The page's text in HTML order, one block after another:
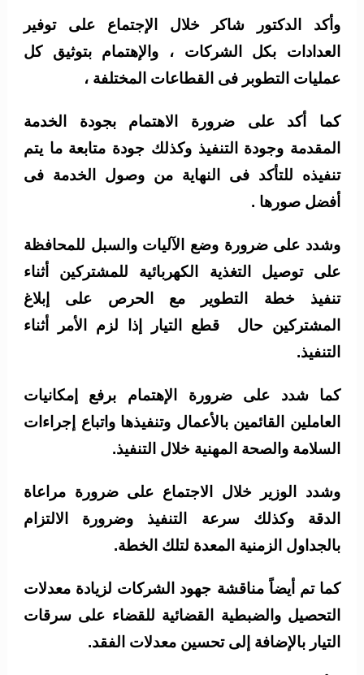
وأكد الدكتور شاكر خلال الإجتماع على توفير
العدادات بكل الشركات ، والإهتمام بتوثيق كل
عمليات التطوبر فى القطاعات المختلفة ،
كما أكد على ضرورة الاهتمام بجودة الخدمة
المقدمة وجودة التنفيذ وكذلك جودة متابعة ما يتم
تنفيذه للتأكد فى النهاية من وصول الخدمة فى
أفضل صورها .
وشدد على ضرورة وضع الآليات والسبل للمحافظة
على توصيل التغذية الكهربائية للمشتركين أثناء
تنفيذ خطة التطوير مع الحرص على إبلاغ
المشتركين حال قطع التيار إذا لزم الأمر أثناء
التنفيذ.
كما شدد على ضرورة الإهتمام برفع إمكانيات
العاملين القائمين بالأعمال وتنفيذها واتباع إجراءات
السلامة والصحة المهنية خلال التنفيذ.
وشدد الوزير خلال الاجتماع على ضرورة مراعاة
الدقة وكذلك سرعة التنفيذ وضرورة الالتزام
بالجداول الزمنية المعدة لتلك الخطة.
كما تم أيضاً مناقشة جهود الشركات لزيادة معدلات
التحصيل والضبطية القضائية للقضاء على سرقات
التيار بالإضافة إلى تحسين معدلات الفقد.